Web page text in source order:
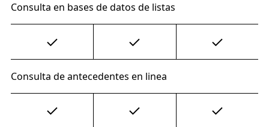
Consulta en bases de datos de listas
Consulta de antecedentes en linea